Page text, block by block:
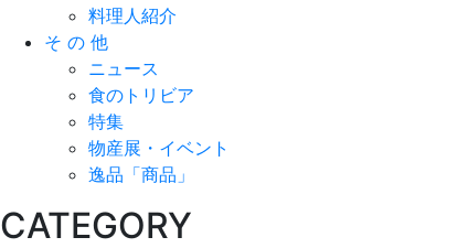
料理人紹介
そ の 他
ニュース
食のトリビア
特集
物産展・イベント
逸品「商品」
CATEGORY